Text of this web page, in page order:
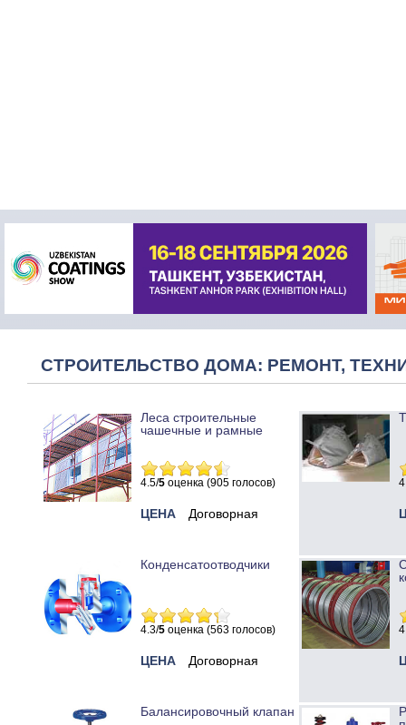
СТРОИТЕЛЬСТВО ДОМА: РЕМОНТ,
Леса строительные
чашечные и рамные
4.5/5 оценка (905 голосов)
ЦЕНА Договорная
Конденсатоотводчики
4.3/5 оценка (563 голосов)
ЦЕНА Договорная
Балансировочный клапан